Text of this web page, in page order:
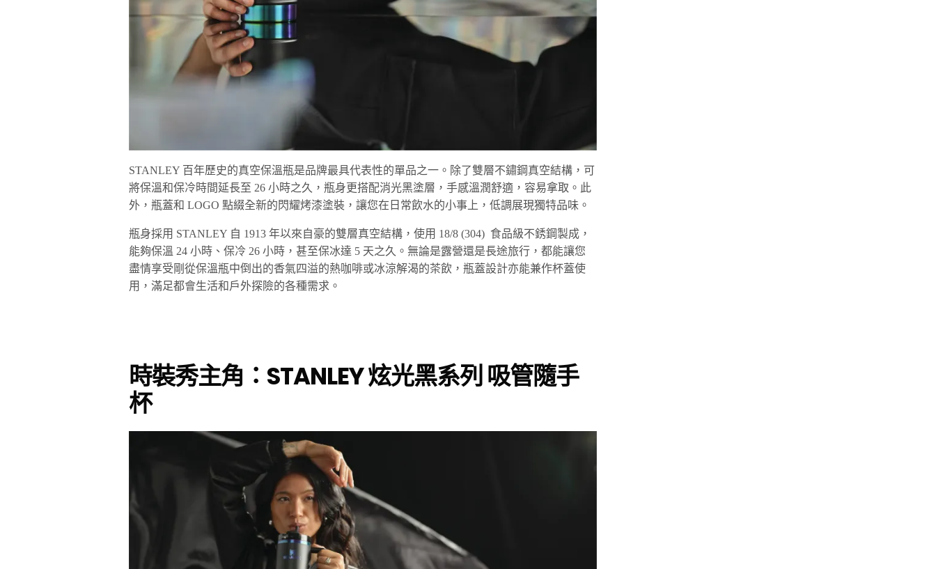
STANLEY 百年歷史的真空保溫瓶是品牌最具代表性的單品之一。除了雙層不鏽鋼真空結構，可
將保溫和保冷時間延長至 26 小時之久，瓶身更搭配消光黑塗層，手感溫潤舒適，容易拿取。此
外，瓶蓋和 LOGO 點綴全新的閃耀烤漆塗裝，讓您在日常飲水的小事上，低調展現獨特品味。
瓶身採用 STANLEY 自 1913 年以來自豪的雙層真空結構，使用 18/8 (304) 食品級不銹鋼製成，
能夠保溫 24 小時、保冷 26 小時，甚至保冰達 5 天之久。無論是露營還是長途旅行，都能讓您
盡情享受剛從保溫瓶中倒出的香氣四溢的熱咖啡或冰涼解渴的茶飲，瓶蓋設計亦能兼作杯蓋使
用，滿足都會生活和戶外探險的各種需求。
時裝秀主角： STANLEY炫光黑系列吸管隨手
杯